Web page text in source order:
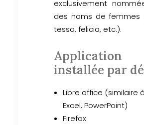
exclusivement
des noms de femmes
tessa, felicia, etc.).
Application
installée par
Libre office (similaire
Excel, PowerPoint)
Firefox